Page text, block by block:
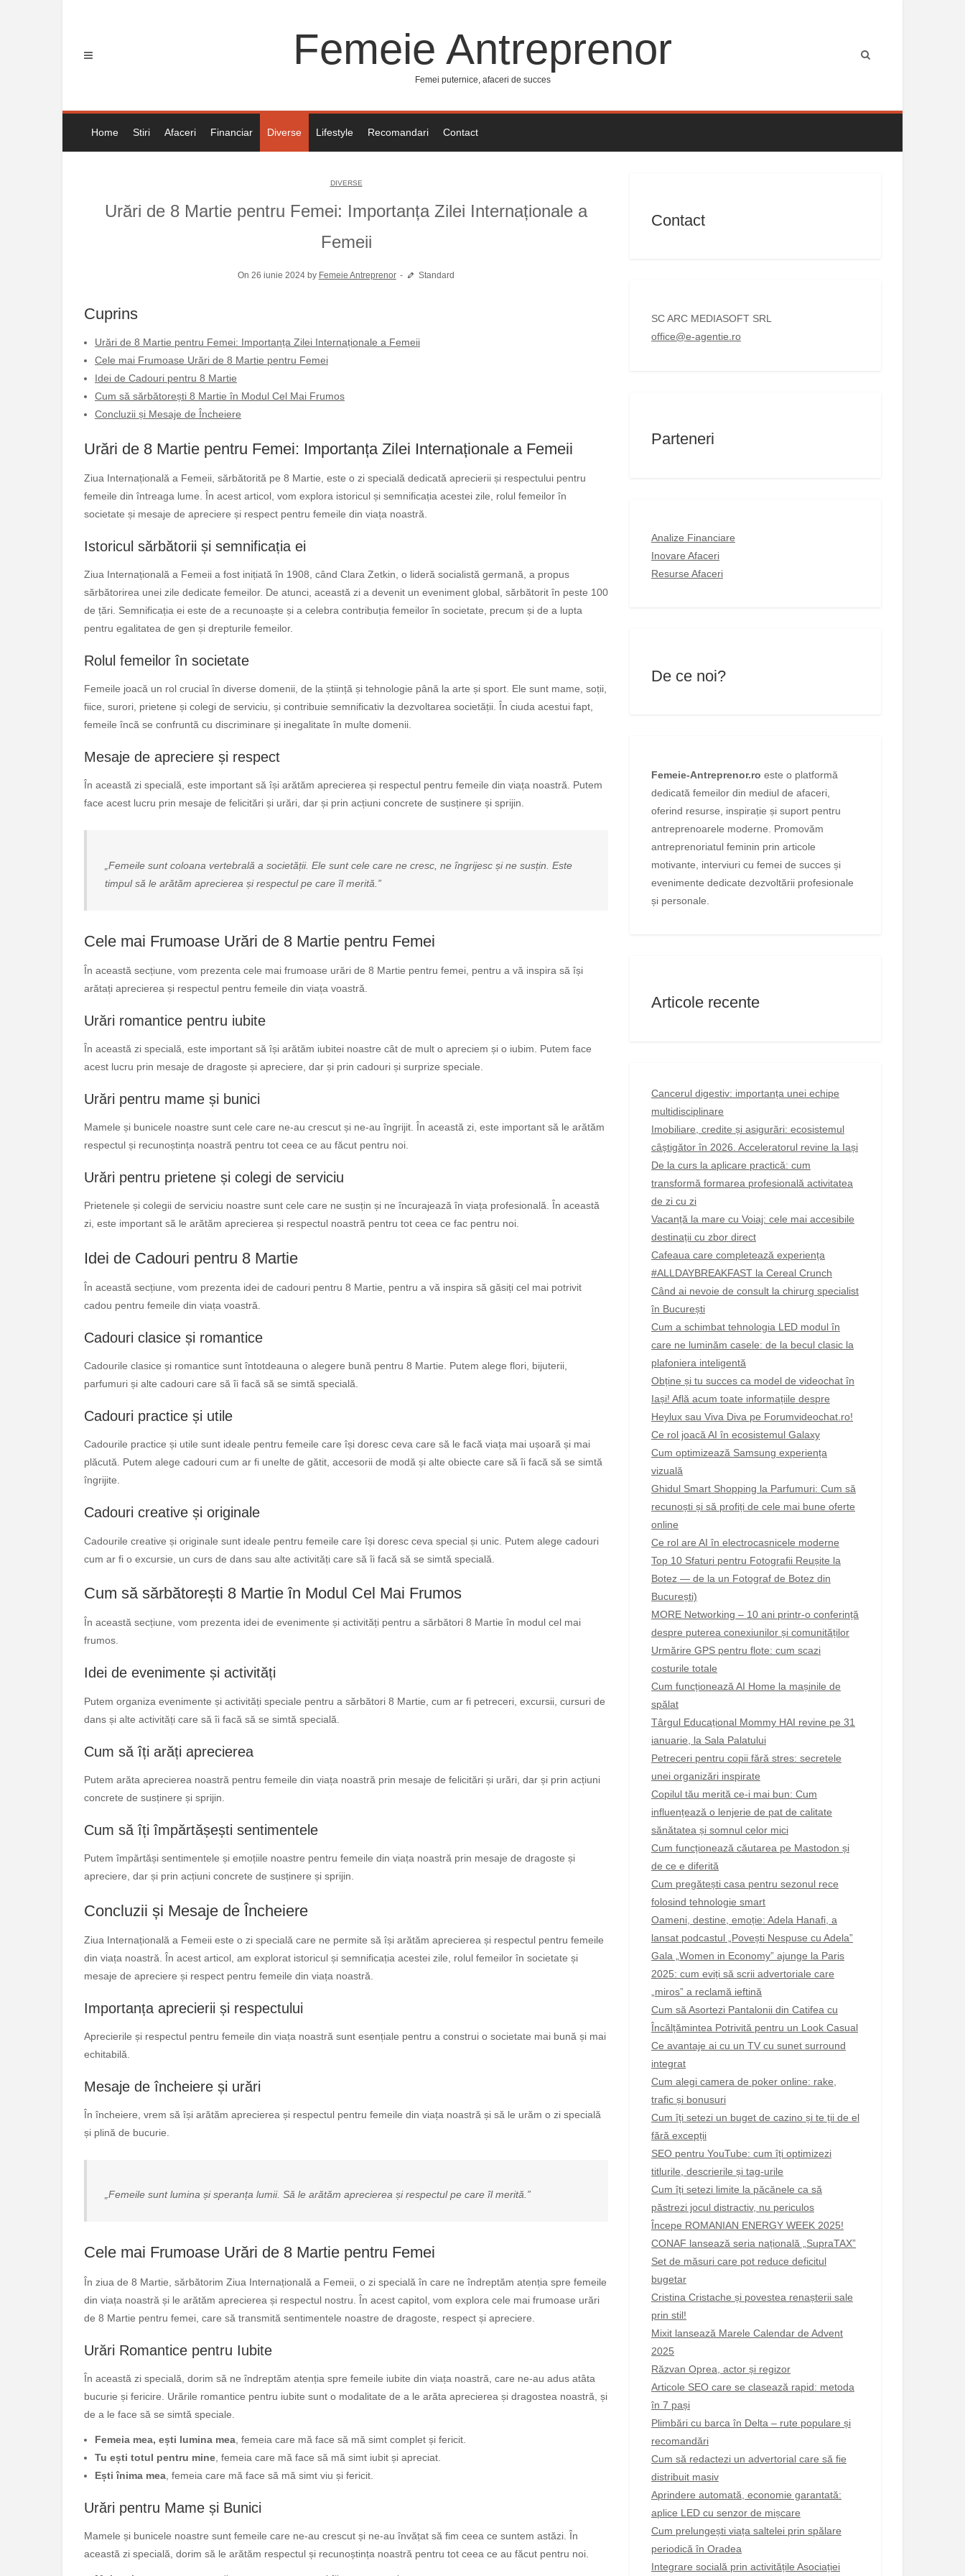
Femeie Antreprenor
Femei puternice, afaceri de succes
Home Stiri Afaceri Financiar Diverse Lifestyle Recomandari Contact
DIVERSE
Urări de 8 Martie pentru Femei: Importanța Zilei Internaționale a
Femeii
On 26 iunie 2024 by Femeie Antreprenor Standard
Cuprins
Urări de 8 Martie pentru Femei: Importanța Zilei Internaționale a Femeii
Cele mai Frumoase Urări de 8 Martie pentru Femei
Idei de Cadouri pentru 8 Martie
Cum să sărbătorești 8 Martie în Modul Cel Mai Frumos
Concluzii și Mesaje de Încheiere
Urări de 8 Martie pentru Femei: Importanța Zilei Internaționale a Femeii
Ziua Internațională a Femeii, sărbătorită pe 8 Martie, este o zi specială dedicată aprecierii și respectului pentru
femeile din întreaga lume. În acest articol, vom explora istoricul și semnificația acestei zile, rolul femeilor în
societate și mesaje de apreciere și respect pentru femeile din viața noastră.
Istoricul sărbătorii și semnificația ei
Ziua Internațională a Femeii a fost inițiată în 1908, când Clara Zetkin, o lideră socialistă germană, a propus
sărbătorirea unei zile dedicate femeilor. De atunci, această zi a devenit un eveniment global, sărbătorit în peste 100
de țări. Semnificația ei este de a recunoaște și a celebra contribuția femeilor în societate, precum și de a lupta
pentru egalitatea de gen și drepturile femeilor.
Rolul femeilor în societate
Femeile joacă un rol crucial în diverse domenii, de la știință și tehnologie până la arte și sport. Ele sunt mame, soții,
fiice, surori, prietene și colegi de serviciu, și contribuie semnificativ la dezvoltarea societății. În ciuda acestui fapt,
femeile încă se confruntă cu discriminare și inegalitate în multe domenii.
Mesaje de apreciere și respect
În această zi specială, este important să își arătăm aprecierea și respectul pentru femeile din viața noastră. Putem
face acest lucru prin mesaje de felicitări și urări, dar și prin acțiuni concrete de susținere și sprijin.
„Femeile sunt coloana vertebrală a societății. Ele sunt cele care ne cresc, ne îngrijesc și ne susțin. Este
timpul să le arătăm aprecierea și respectul pe care îl merită.”
Cele mai Frumoase Urări de 8 Martie pentru Femei
În această secțiune, vom prezenta cele mai frumoase urări de 8 Martie pentru femei, pentru a vă inspira să își
arătați aprecierea și respectul pentru femeile din viața voastră.
Urări romantice pentru iubite
În această zi specială, este important să își arătăm iubitei noastre cât de mult o apreciem și o iubim. Putem face
acest lucru prin mesaje de dragoste și apreciere, dar și prin cadouri și surprize speciale.
Urări pentru mame și bunici
Mamele și bunicele noastre sunt cele care ne-au crescut și ne-au îngrijit. În această zi, este important să le arătăm
respectul și recunoștința noastră pentru tot ceea ce au făcut pentru noi.
Urări pentru prietene și colegi de serviciu
Prietenele și colegii de serviciu noastre sunt cele care ne susțin și ne încurajează în viața profesională. În această
zi, este important să le arătăm aprecierea și respectul noastră pentru tot ceea ce fac pentru noi.
Idei de Cadouri pentru 8 Martie
În această secțiune, vom prezenta idei de cadouri pentru 8 Martie, pentru a vă inspira să găsiți cel mai potrivit
cadou pentru femeile din viața voastră.
Cadouri clasice și romantice
Cadourile clasice și romantice sunt întotdeauna o alegere bună pentru 8 Martie. Putem alege flori, bijuterii,
parfumuri și alte cadouri care să îi facă să se simtă specială.
Cadouri practice și utile
Cadourile practice și utile sunt ideale pentru femeile care își doresc ceva care să le facă viața mai ușoară și mai
plăcută. Putem alege cadouri cum ar fi unelte de gătit, accesorii de modă și alte obiecte care să îi facă să se simtă
îngrijite.
Cadouri creative și originale
Cadourile creative și originale sunt ideale pentru femeile care își doresc ceva special și unic. Putem alege cadouri
cum ar fi o excursie, un curs de dans sau alte activități care să îi facă să se simtă specială.
Cum să sărbătorești 8 Martie în Modul Cel Mai Frumos
În această secțiune, vom prezenta idei de evenimente și activități pentru a sărbători 8 Martie în modul cel mai
frumos.
Idei de evenimente și activități
Putem organiza evenimente și activități speciale pentru a sărbători 8 Martie, cum ar fi petreceri, excursii, cursuri de
dans și alte activități care să îi facă să se simtă specială.
Cum să îți arăți aprecierea
Putem arăta aprecierea noastră pentru femeile din viața noastră prin mesaje de felicitări și urări, dar și prin acțiuni
concrete de susținere și sprijin.
Cum să îți împărtășești sentimentele
Putem împărtăși sentimentele și emoțiile noastre pentru femeile din viața noastră prin mesaje de dragoste și
apreciere, dar și prin acțiuni concrete de susținere și sprijin.
Concluzii și Mesaje de Încheiere
Ziua Internațională a Femeii este o zi specială care ne permite să își arătăm aprecierea și respectul pentru femeile
din viața noastră. În acest articol, am explorat istoricul și semnificația acestei zile, rolul femeilor în societate și
mesaje de apreciere și respect pentru femeile din viața noastră.
Importanța aprecierii și respectului
Aprecierile și respectul pentru femeile din viața noastră sunt esențiale pentru a construi o societate mai bună și mai
echitabilă.
Mesaje de încheiere și urări
În încheiere, vrem să își arătăm aprecierea și respectul pentru femeile din viața noastră și să le urăm o zi specială
și plină de bucurie.
„Femeile sunt lumina și speranța lumii. Să le arătăm aprecierea și respectul pe care îl merită.”
Cele mai Frumoase Urări de 8 Martie pentru Femei
În ziua de 8 Martie, sărbătorim Ziua Internațională a Femeii, o zi specială în care ne îndreptăm atenția spre femeile
din viața noastră și le arătăm aprecierea și respectul nostru. În acest capitol, vom explora cele mai frumoase urări
de 8 Martie pentru femei, care să transmită sentimentele noastre de dragoste, respect și apreciere.
Urări Romantice pentru Iubite
În această zi specială, dorim să ne îndreptăm atenția spre femeile iubite din viața noastră, care ne-au adus atâta
bucurie și fericire. Urările romantice pentru iubite sunt o modalitate de a le arăta aprecierea și dragostea noastră, și
de a le face să se simtă speciale.
Femeia mea, ești lumina mea , femeia care mă face să mă simt complet și fericit.
Tu ești totul pentru mine , femeia care mă face să mă simt iubit și apreciat.
Ești înima mea , femeia care mă face să mă simt viu și fericit.
Urări pentru Mame și Bunici
Mamele și bunicele noastre sunt femeile care ne-au crescut și ne-au învățat să fim ceea ce suntem astăzi. În
această zi specială, dorim să le arătăm respectul și recunoștința noastră pentru tot ceea ce au făcut pentru noi.
Contact
SC ARC MEDIASOFT SRL
office@e-agentie.ro
Parteneri
Analize Financiare
Inovare Afaceri
Resurse Afaceri
De ce noi?
Femeie-Antreprenor.ro este o platformă
dedicată femeilor din mediul de afaceri,
oferind resurse, inspirație și suport pentru
antreprenoarele moderne. Promovăm
antreprenoriatul feminin prin articole
motivante, interviuri cu femei de succes și
evenimente dedicate dezvoltării profesionale
și personale.
Articole recente
Cancerul digestiv: importanța unei echipe
multidisciplinare
Imobiliare, credite și asigurări: ecosistemul
câștigător în 2026. Acceleratorul revine la Iași
De la curs la aplicare practică: cum
transformă formarea profesională activitatea
de zi cu zi
Vacanță la mare cu Voiaj: cele mai accesibile
destinații cu zbor direct
Cafeaua care completează experiența
#ALLDAYBREAKFAST la Cereal Crunch
Când ai nevoie de consult la chirurg specialist
în București
Cum a schimbat tehnologia LED modul în
care ne luminăm casele: de la becul clasic la
plafoniera inteligentă
Obține și tu succes ca model de videochat în
Iași! Află acum toate informațiile despre
Heylux sau Viva Diva pe Forumvideochat.ro!
Ce rol joacă AI în ecosistemul Galaxy
Cum optimizează Samsung experiența
vizuală
Ghidul Smart Shopping la Parfumuri: Cum să
recunoști și să profiți de cele mai bune oferte
online
Ce rol are AI în electrocasnicele moderne
Top 10 Sfaturi pentru Fotografii Reușite la
Botez — de la un Fotograf de Botez din
București)
MORE Networking – 10 ani printr-o conferință
despre puterea conexiunilor și comunităților
Urmărire GPS pentru flote: cum scazi
costurile totale
Cum funcționează AI Home la mașinile de
spălat
Târgul Educațional Mommy HAI revine pe 31
ianuarie, la Sala Palatului
Petreceri pentru copii fără stres: secretele
unei organizări inspirate
Copilul tău merită ce-i mai bun: Cum
influențează o lenjerie de pat de calitate
sănătatea și somnul celor mici
Cum funcționează căutarea pe Mastodon și
de ce e diferită
Cum pregătești casa pentru sezonul rece
folosind tehnologie smart
Oameni, destine, emoție: Adela Hanafi, a
lansat podcastul „Povești Nespuse cu Adela”
Gala „Women in Economy” ajunge la Paris
2025: cum eviți să scrii advertoriale care
„miros” a reclamă ieftină
Cum să Asortezi Pantalonii din Catifea cu
Încălțămintea Potrivită pentru un Look Casual
Ce avantaje ai cu un TV cu sunet surround
integrat
Cum alegi camera de poker online: rake,
trafic și bonusuri
Cum îți setezi un buget de cazino și te ții de el
fără excepții
SEO pentru YouTube: cum îți optimizezi
titlurile, descrierile și tag-urile
Cum îți setezi limite la păcănele ca să
păstrezi jocul distractiv, nu periculos
Începe ROMANIAN ENERGY WEEK 2025!
CONAF lansează seria națională „SupraTAX”
Set de măsuri care pot reduce deficitul
bugetar
Cristina Cristache și povestea renașterii sale
prin stil!
Mixit lansează Marele Calendar de Advent
2025
Răzvan Oprea, actor și regizor
Articole SEO care se clasează rapid: metoda
în 7 pași
Plimbări cu barca în Delta – rute populare și
recomandări
Cum să redactezi un advertorial care să fie
distribuit masiv
Aprindere automată, economie garantată:
aplice LED cu senzor de mișcare
Cum prelungești viața saltelei prin spălare
periodică în Oradea
Integrare socială prin activitățile Asociației